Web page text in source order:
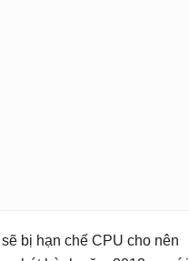
bị hạn chế CPU cho nên